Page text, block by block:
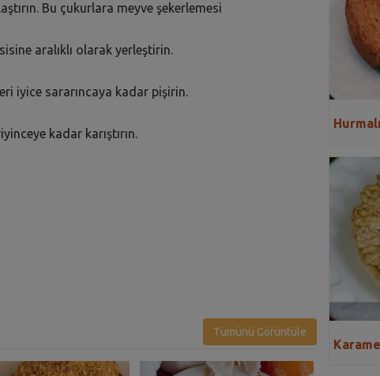
Bu çukurlara meyve şekerlemesi
aralıklı olarak yerleştirin.
iyice sararıncaya kadar pişirin.
kadar karıştırın.
Tümünü Görüntüle